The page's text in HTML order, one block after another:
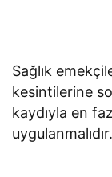
Sağlık
kesintilerine
kaydıyla en
uygulanmalıdır.